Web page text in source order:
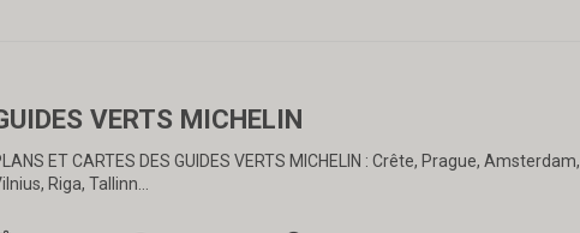
VERTS MICHELIN
ET CARTES DES GUIDES VERTS MICHELIN : Crête, Prague, Amsterdam,
Riga, Tallinn…